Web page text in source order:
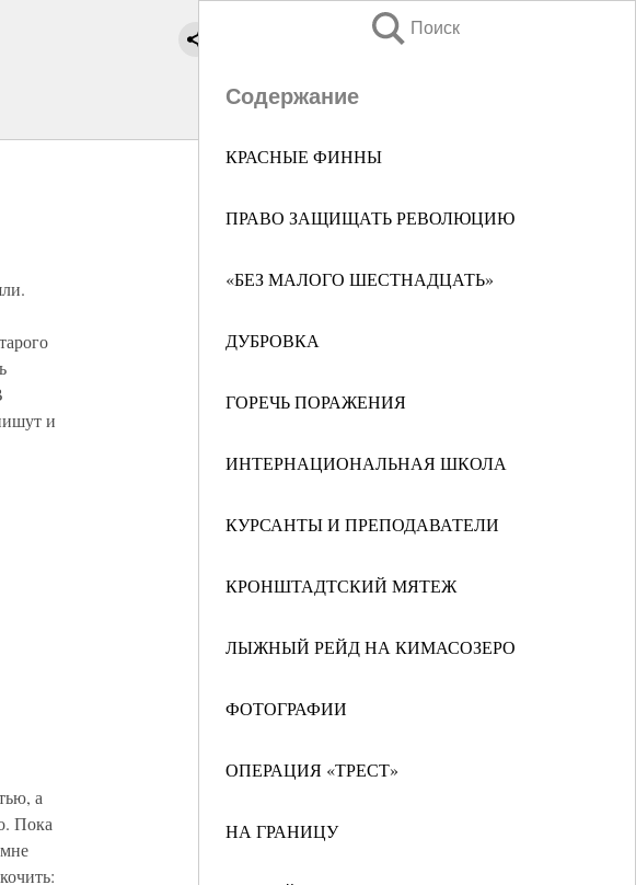
Поиск
Содержание
КРАСНЫЕ ФИННЫ
ПРАВО ЗАЩИЩАТЬ РЕВОЛЮЦИЮ
«БЕЗ МАЛОГО ШЕСТНАДЦАТЬ»
ДУБРОВКА
ГОРЕЧЬ ПОРАЖЕНИЯ
ИНТЕРНАЦИОНАЛЬНАЯ ШКОЛА
КУРСАНТЫ И ПРЕПОДАВАТЕЛИ
КРОНШТАДТСКИЙ МЯТЕЖ
ЛЫЖНЫЙ РЕЙД НА КИМАСОЗЕРО
ФОТОГРАФИИ
ОПЕРАЦИЯ «ТРЕСТ»
НА ГРАНИЦУ
и
а
Пока